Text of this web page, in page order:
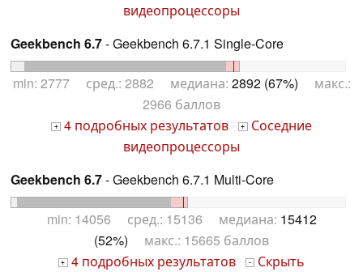
видеопроцессоры
Geekbench 6.7- Geekbench 6.7.1 Single-Core
min: 2777 сред.: 2882 медиана: 2892 (67%) макс.:
2966 баллов
+ 4 подробных результатов + Соседние
видеопроцессоры
Geekbench 6.7- Geekbench 6.7.1 Multi-Core
min: 14056 сред.: 15136 медиана: 15412
(52%) макс.: 15665 баллов
+ 4 подробных результатов - Скрыть